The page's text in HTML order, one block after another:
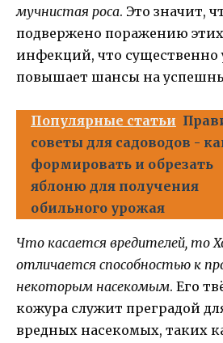
мучнистая роса. Это значит,
подвержено поражению
инфекций, что существенно
повышает шансы на
Популярные статьи
советы для садоводов -
формировать и обрезать
яблоню для получения
обильного урожая
Что касается вредителей, то
отличается способностью к
некоторым насекомым. Его
кожура служит преградой
вредных насекомых, таких